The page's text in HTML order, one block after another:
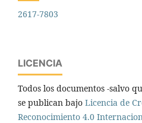
2617-7803
LICENCIA
Todos los documentos -salvo
se publican bajo Licencia de
Reconocimiento 4.0